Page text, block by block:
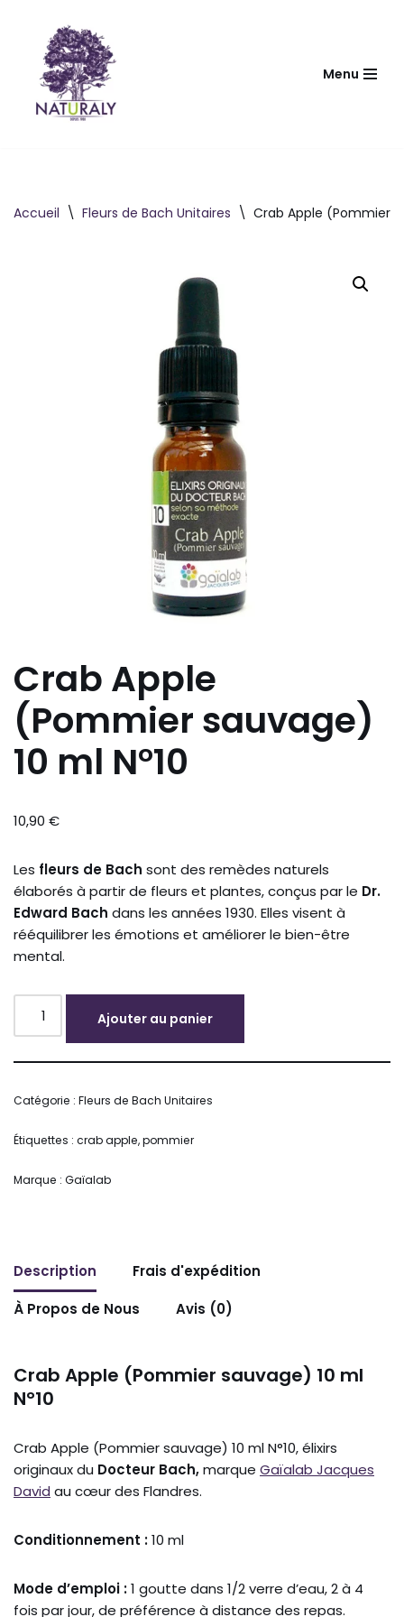
contenu
Menu
Accueil \ Fleurs de Bach Unitaires \ Crab Apple (Pommier
Crab Apple
(Pommier sauvage)
10 ml N°10
10,90 €
Les fleurs de Bach sont des remèdes naturels
élaborés à partir de fleurs et plantes, conçus par le Dr.
Edward Bach dans les années 1930. Elles visent à
rééquilibrer les émotions et améliorer le bien-être
mental.
Ajouter au panier
Catégorie : Fleurs de Bach Unitaires
Étiquettes : crab apple,pommier
Marque : Gaïalab
Description
Frais d'expédition
À Propos de Nous
Avis (0)
Crab Apple (Pommier sauvage) 10 ml
N°10
Crab Apple (Pommier sauvage) 10 ml N°10, élixirs
originaux du Docteur Bach,marque Gaïalab Jacques
David au cœur des Flandres.
Conditionnement :10 ml
Mode d’emploi :1 goutte dans 1/2 verre d’eau, 2 à 4
fois par jour, de préférence à distance des repas.